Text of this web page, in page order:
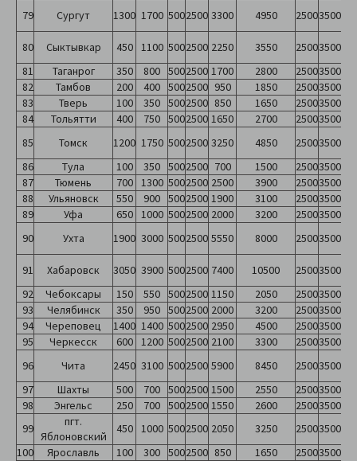
79
Сургут 1300 1700 5002500 3300 4950 25003500
80 Сыктывкар 450 1100 5002500 2250 3550 25003500
81
Таганрог 350 800 5002500 1700 2800 25003500
82
Тамбов 200 400 5002500 950 1850 25003500
83
Тверь 100 350 5002500 850 1650 25003500
84
Тольятти 400 750 5002500 1650 2700 25003500
85
Томск 1200 1750 5002500 3250 4850 25003500
86
Тула 100 350 5002500 700 1500 25003500
87
Тюмень 700 1300 5002500 2500 3900 25003500
88
Ульяновск 550 900 5002500 1900 3100 25003500
89
Уфа 650 1000 5002500 2000 3200 25003500
90
Ухта 1900 3000 5002500 5550 8000 25003500
91 Хабаровск 3050 3900 5002500 7400 10500 25003500
92
Чебоксары 150 550 5002500 1150 2050 25003500
93
Челябинск 350 950 5002500 2000 3200 25003500
94
Череповец 1400 1400 5002500 2950 4500 25003500
95
Черкесск 600 1200 5002500 2100 3300 25003500
96
Чита 2450 3100 5002500 5900 8450 25003500
97
Шахты 500 700 5002500 1500 2550 25003500
98
Энгельс 250 700 5002500 1550 2600 25003500
99
пгт.
Яблоновский
450 1000 5002500 2050 3250 25003500
100
Ярославль 100 300 5002500 850 1650 25003500